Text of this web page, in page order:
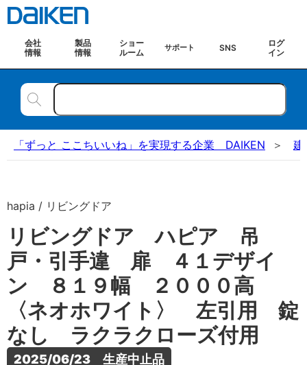
会社
情報
製品
情報
ショー
ルーム
サポート SNS
ログ
イン
「ずっと ここちいいね」を実現する企業 DAIKEN 建
hapia / リビングドア
リビングドア ハピア 吊
戸・引手違 扉 ４１デザイ
ン ８１９幅 ２０００高
〈ネオホワイト〉 左引用 錠
なし ラクラクローズ付用
2025/06/23　生産中止品